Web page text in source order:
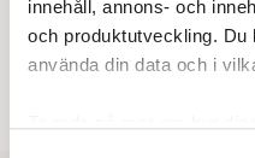
innehåll, annons- och
och produktutveckling.
använda din data och i
Därför liknar Putin
Av: Bengt Jangfeldt
STICKET
6.Christoffer Jonsson:Inte